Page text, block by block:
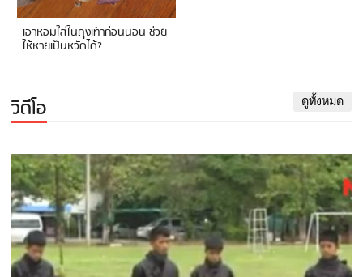
เอาหอมใส่ในถุงเท้าก่อนนอน ช่วย
ให้หายเป็นหวัดได้?
วิดีโอ ดูทั้งหมด